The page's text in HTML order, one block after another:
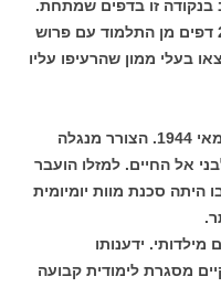
בנקודה זו בדפים שמתחת.
בגיל תשע כבר ידע הלבני על פה 200 דפים מן התלמוד עם פרוש
בעלי ממון שהרעיפו עליו
דרכיהם של הסב ונכדו נפרדו ב-18 במאי 1944. הצורר מנגלה
אל החיים. למזלו הועבר
היתה סכנת מוות יומיומית
מילדותי. ידענותו
מסגרת לימודית קבועה